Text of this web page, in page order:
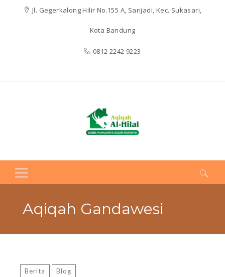
Jl. Gegerkalong Hilir No.155 A, Sarijadi, Kec. Sukasari,
Kota Bandung
0812 2242 9223
Search
Aqiqah Gandawesi
Berita Blog